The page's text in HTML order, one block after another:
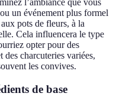
l’ambiance que vous
un événement plus formel
pots de fleurs, à la
Cela influencera le type
opter pour des
des charcuteries variées,
les convives.
de base